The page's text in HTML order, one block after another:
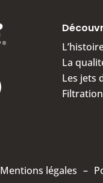
La
Les jets
Mentions légales –